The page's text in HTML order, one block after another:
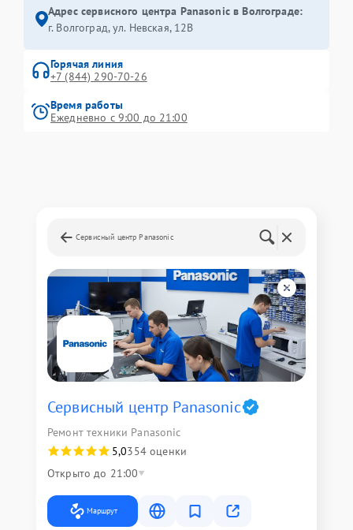
Адрес сервисного центра Panasonic в Волгограде:
г. Волгоград, ул. Невская, 12В
Горячая линия
+7 (844) 290-70-26
Время работы
Ежедневно с 9:00 до 21:00
Сервисный центр Panasonic
Сервисный центр Panasonic
Ремонт техники Panasonic
5,0354 оценки
Открыто до 21:00
Маршрут